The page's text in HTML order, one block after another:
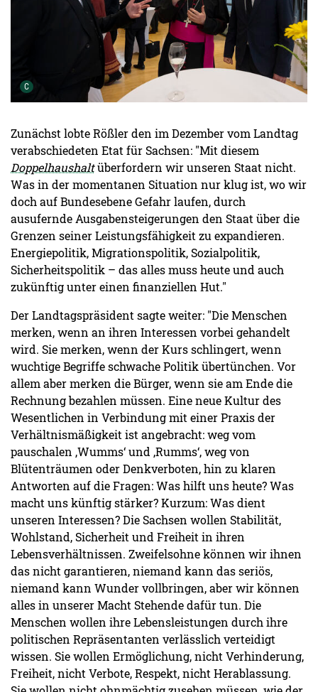
C Urheber der Grafik:
Zunächst lobte Rößler den im Dezember vom Landtag
verabschiedeten Etat für Sachsen: "Mit diesem
Doppelhaushaltüberfordern wir unseren Staat nicht.
Was in der momentanen Situation nur klug ist, wo wir
doch auf Bundesebene Gefahr laufen, durch
ausufernde Ausgabensteigerungen den Staat über die
Grenzen seiner Leistungsfähigkeit zu expandieren.
Energiepolitik, Migrationspolitik, Sozialpolitik,
Sicherheitspolitik – das alles muss heute und auch
zukünftig unter einen finanziellen Hut."
Der Landtagspräsident sagte weiter: "Die Menschen
merken, wenn an ihren Interessen vorbei gehandelt
wird. Sie merken, wenn der Kurs schlingert, wenn
wuchtige Begriffe schwache Politik übertünchen. Vor
allem aber merken die Bürger, wenn sie am Ende die
Rechnung bezahlen müssen. Eine neue Kultur des
Wesentlichen in Verbindung mit einer Praxis der
Verhältnismäßigkeit ist angebracht: weg vom
pauschalen ‚Wumms‘ und ‚Rumms‘, weg von
Blütenträumen oder Denkverboten, hin zu klaren
Antworten auf die Fragen: Was hilft uns heute? Was
macht uns künftig stärker? Kurzum: Was dient
unseren Interessen? Die Sachsen wollen Stabilität,
Wohlstand, Sicherheit und Freiheit in ihren
Lebensverhältnissen. Zweifelsohne können wir ihnen
das nicht garantieren, niemand kann das seriös,
niemand kann Wunder vollbringen, aber wir können
alles in unserer Macht Stehende dafür tun. Die
Menschen wollen ihre Lebensleistungen durch ihre
politischen Repräsentanten verlässlich verteidigt
wissen. Sie wollen Ermöglichung, nicht Verhinderung,
Freiheit, nicht Verbote, Respekt, nicht Herablassung.